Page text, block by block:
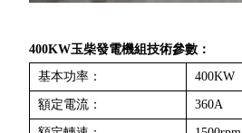
400KW玉柴發電機組技術參數：
基本功率：
400KW
額定電流： 360A